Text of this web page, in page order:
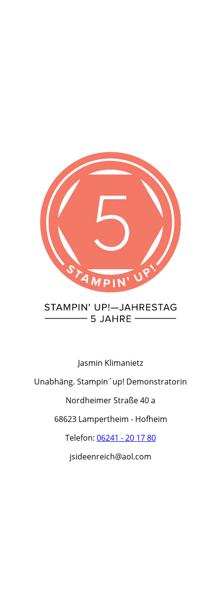
Jasmin Klimanietz
Unabhäng. Stampin´up! Demonstratorin
Nordheimer Straße 40 a
68623 Lampertheim - Hofheim
Telefon: 06241 - 20 17 80
jsideenreich@aol.com